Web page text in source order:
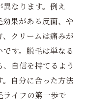
なります。例え
果がある反面、や
クリームは痛みが
す。脱毛は単なる
自信を持てるよう
自分に合った方法
ライフの第一歩で